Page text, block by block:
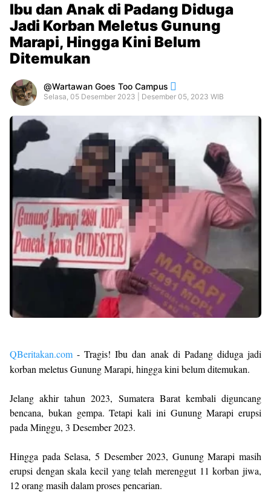
Ibu dan Anak di Padang Diduga
Jadi Korban Meletus Gunung
Marapi, Hingga Kini Belum
Ditemukan
Wartawan Goes Too Campus
Selasa, 05 Desember 2023 | Desember 05, 2023 WIB
QBeritakan.com - Tragis! Ibu dan anak di Padang diduga jadi
korban meletus Gunung Marapi, hingga kini belum ditemukan.
Jelang akhir tahun 2023, Sumatera Barat kembali diguncang
bencana, bukan gempa. Tetapi kali ini Gunung Marapi erupsi
pada Minggu, 3 Desember 2023.
Hingga pada Selasa, 5 Desember 2023, Gunung Marapi masih
erupsi dengan skala kecil yang telah merenggut 11 korban jiwa,
12 orang masih dalam proses pencarian.